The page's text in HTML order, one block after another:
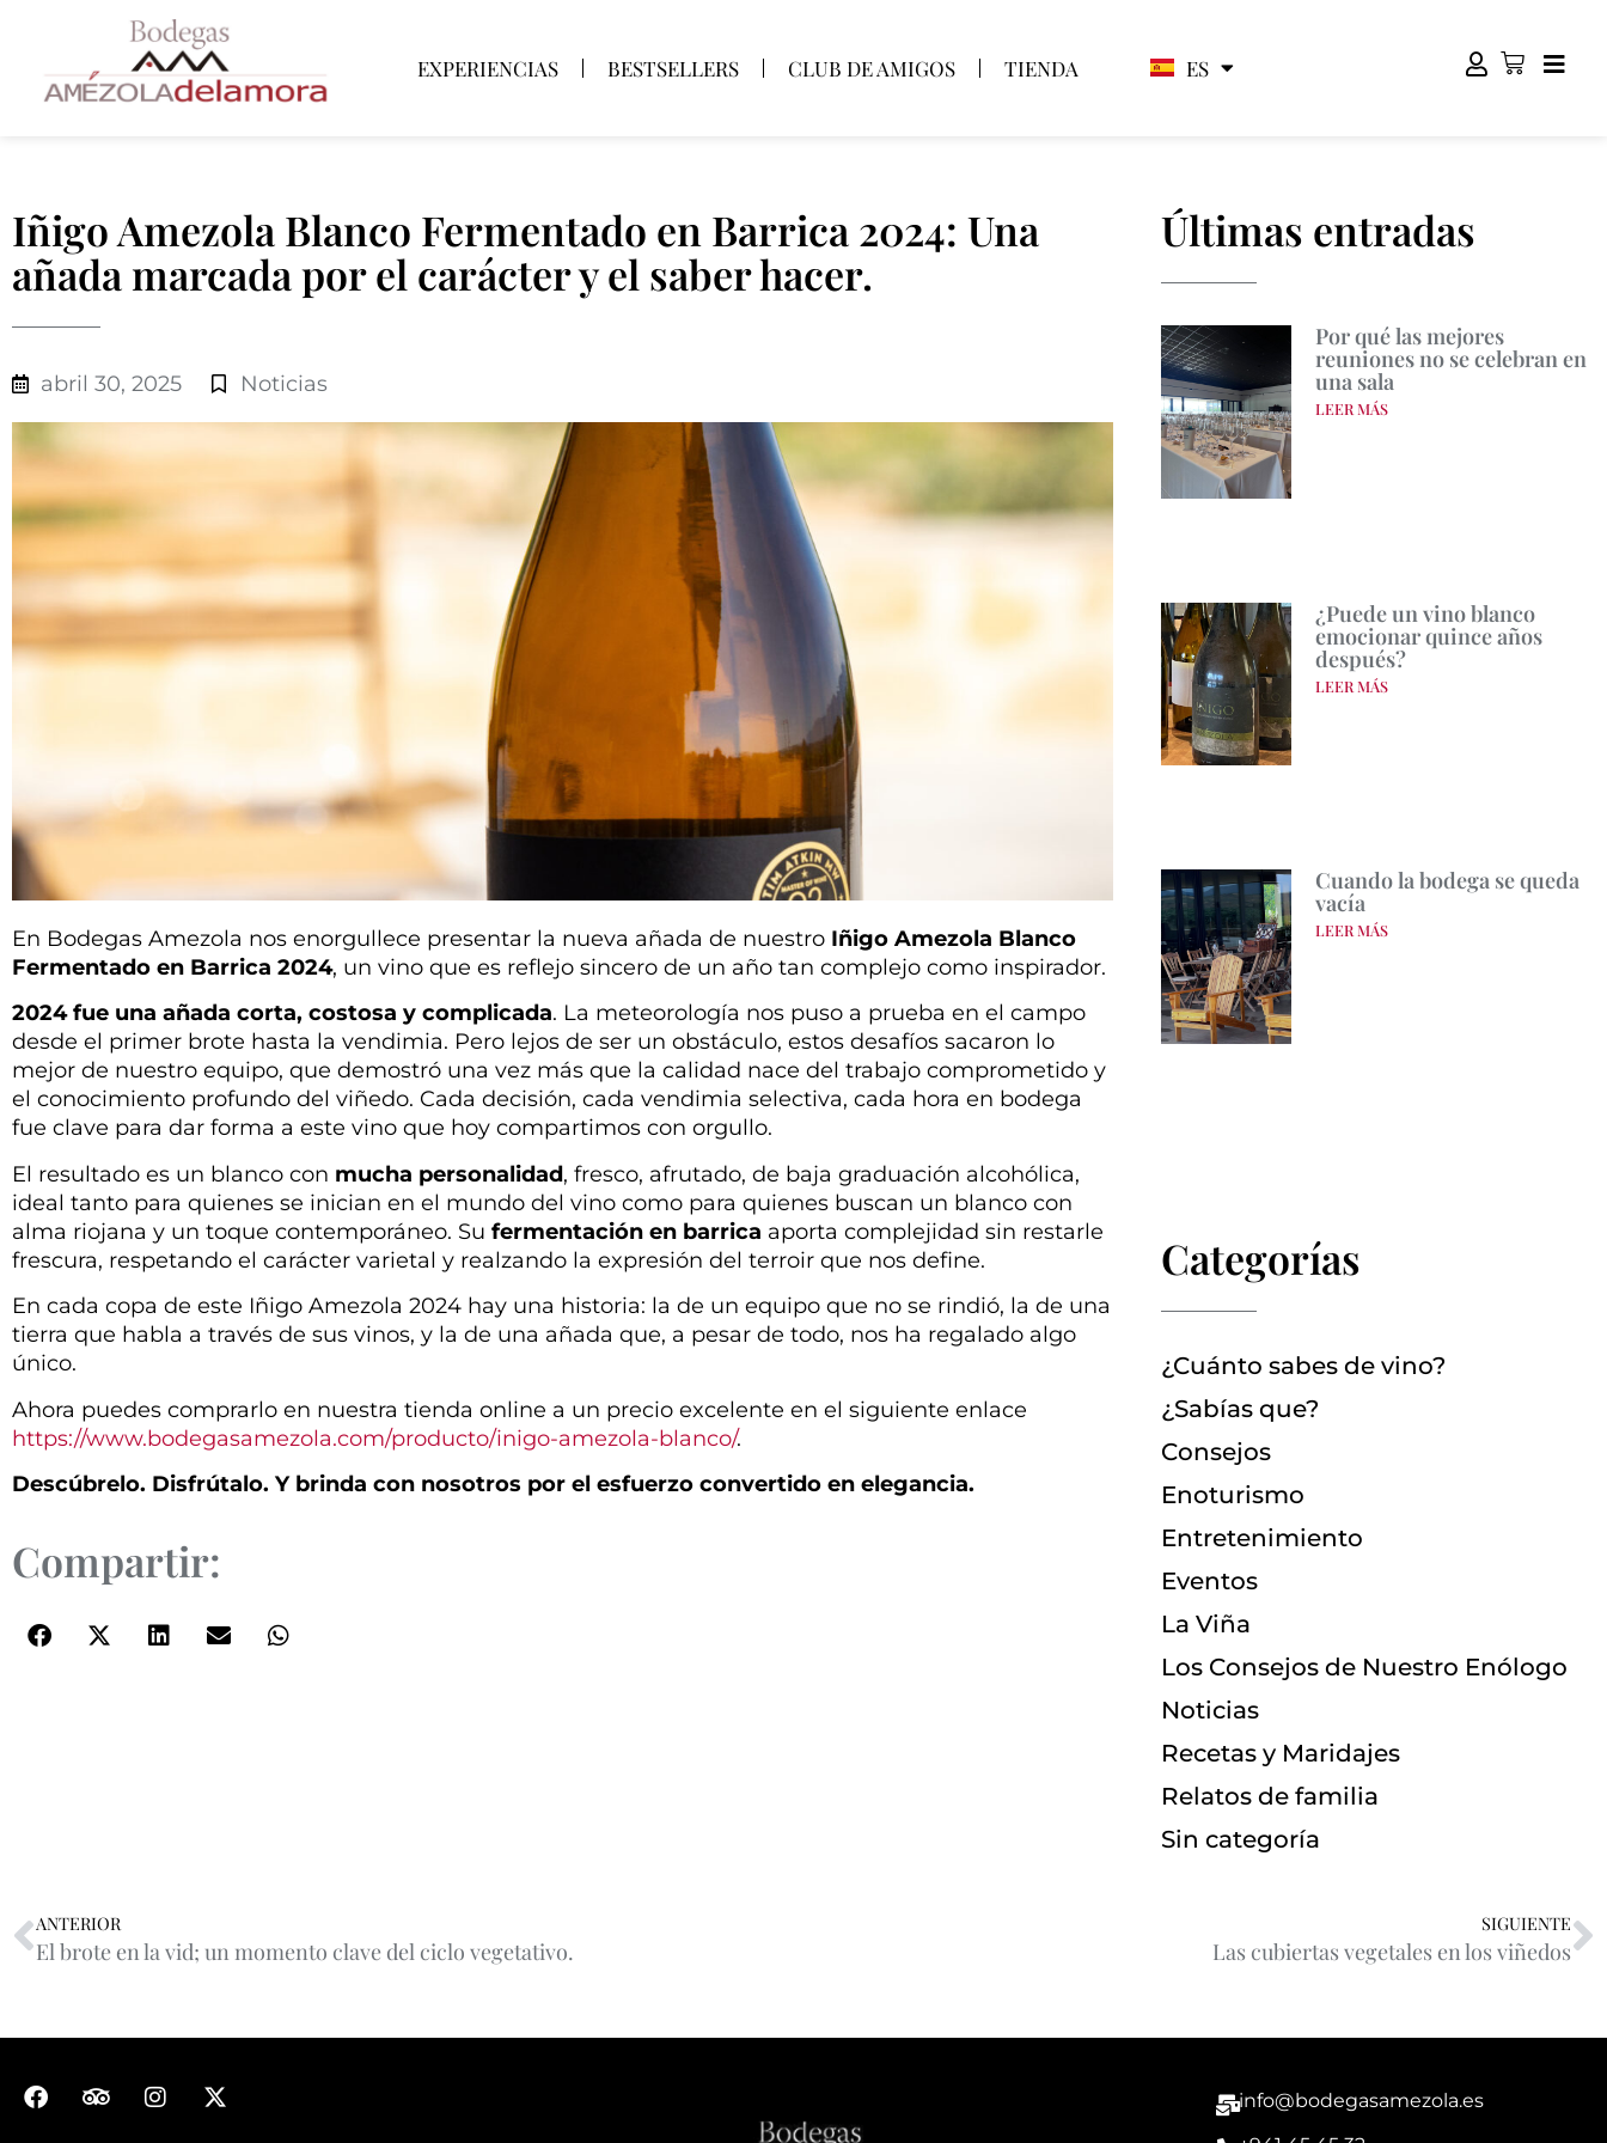
EXPERIENCIAS BESTSELLERS CLUB DE AMIGOS TIENDA ES
EN
Iñigo Amezola Blanco Fermentado en Barrica 2024: Una
añada marcada por el carácter y el saber hacer.
abril 30, 2025 Noticias
En Bodegas Amezola nos enorgullece presentar la nueva añada de nuestro Iñigo Amezola Blanco
Fermentado en Barrica 2024, un vino que es reflejo sincero de un año tan complejo como inspirador.
2024 fue una añada corta, costosa y complicada. La meteorología nos puso a prueba en el campo
desde el primer brote hasta la vendimia. Pero lejos de ser un obstáculo, estos desafíos sacaron lo
mejor de nuestro equipo, que demostró una vez más que la calidad nace del trabajo comprometido y
el conocimiento profundo del viñedo. Cada decisión, cada vendimia selectiva, cada hora en bodega
fue clave para dar forma a este vino que hoy compartimos con orgullo.
El resultado es un blanco con mucha personalidad, fresco, afrutado, de baja graduación alcohólica,
ideal tanto para quienes se inician en el mundo del vino como para quienes buscan un blanco con
alma riojana y un toque contemporáneo. Su fermentación en barrica aporta complejidad sin restarle
frescura, respetando el carácter varietal y realzando la expresión del terroir que nos define.
En cada copa de este Iñigo Amezola 2024 hay una historia: la de un equipo que no se rindió, la de una
tierra que habla a través de sus vinos, y la de una añada que, a pesar de todo, nos ha regalado algo
único.
Ahora puedes comprarlo en nuestra tienda online a un precio excelente en el siguiente enlace
https://www.bodegasamezola.com/producto/inigo-amezola-blanco/.
Descúbrelo. Disfrútalo. Y brinda con nosotros por el esfuerzo convertido en elegancia.
Compartir:
Últimas entradas
Por qué las mejores
reuniones no se celebran en
una sala
LEER MÁS
¿Puede un vino blanco
emocionar quince años
después?
LEER MÁS
Cuando la bodega se queda
vacía
LEER MÁS
Categorías
¿Cuánto sabes de vino?
¿Sabías que?
Consejos
Enoturismo
Entretenimiento
Eventos
La Viña
Los Consejos de Nuestro Enólogo
Noticias
Recetas y Maridajes
Relatos de familia
Sin categoría
ANTERIOR
El brote en la vid; un momento clave del ciclo vegetativo.
SIGUIENTE
Las cubiertas vegetales en los viñedos
info@bodegasamezola.es